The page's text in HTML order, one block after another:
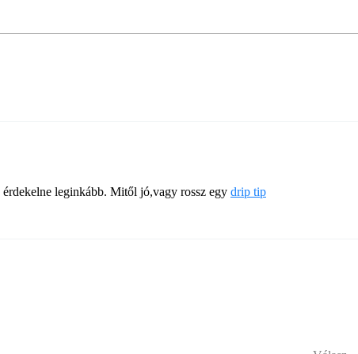
leginkább. Mitől jó,vagy rossz egy drip tip